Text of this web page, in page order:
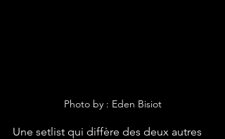
Photo by : Eden Bisiot
Une setlist qui diffère des deux autres